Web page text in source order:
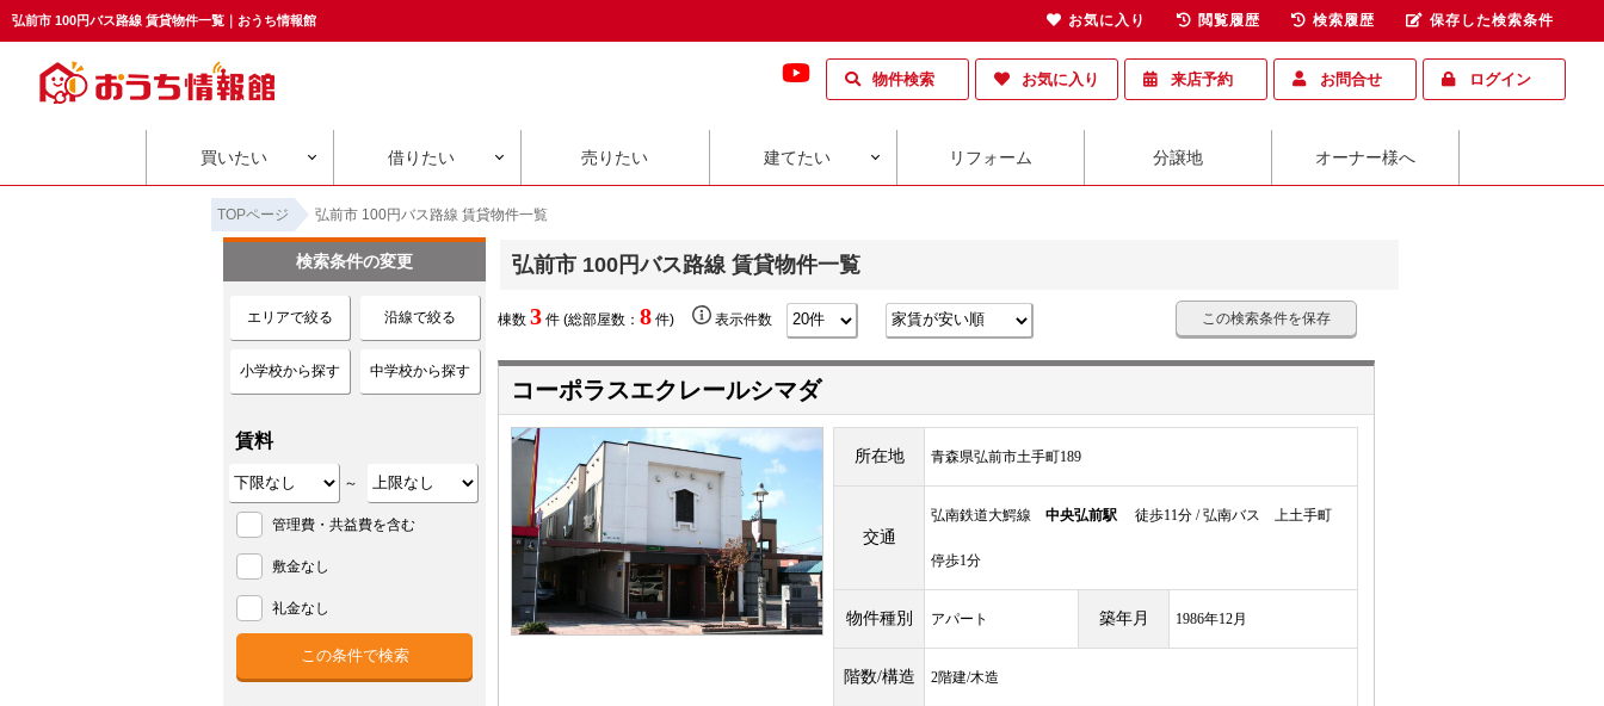
弘前市 100円バス路線 賃貸物件一覧｜おうち情報館
物件検索 お気に入り 来店予約 お問合せ ログイン
買いたい 借りたい 売りたい 建てたい リフォーム 分譲地 オーナー様へ
TOPページ 弘前市 100円バス路線 賃貸物件一覧
弘前市 100円バス路線 賃貸物件一覧
棟数 3 件 (総部屋数： 8 件) 表示件数 この検索条件を保存
コーポラスエクレールシマダ
所在地 青森県弘前市土手町189
交通
弘南鉄道大鰐線 中央弘前駅 徒歩11分 / 弘南バス 上土手町
停歩1分
物件種別 アパート 築年月 1986年12月
階数/構造 2階建/木造
検索条件の変更
エリアで絞る 沿線で絞る
小学校から探す 中学校から探す
賃料
～
管理費・共益費を含む
敷金なし
礼金なし
お気に入り 閲覧履歴 検索履歴 保存した検索条件